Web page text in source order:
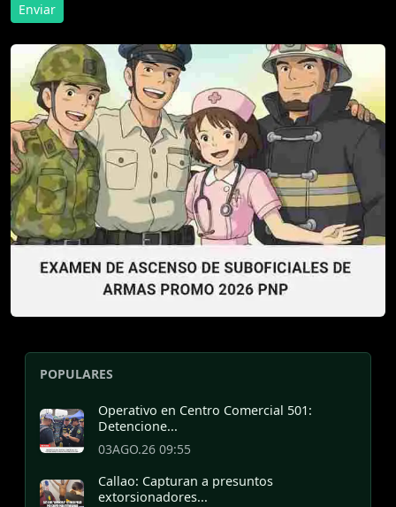
Enviar
POPULARES
Operativo en Centro Comercial 501:
Detencione...
03AGO.26 09:55
Callao: Capturan a presuntos
extorsionadores...